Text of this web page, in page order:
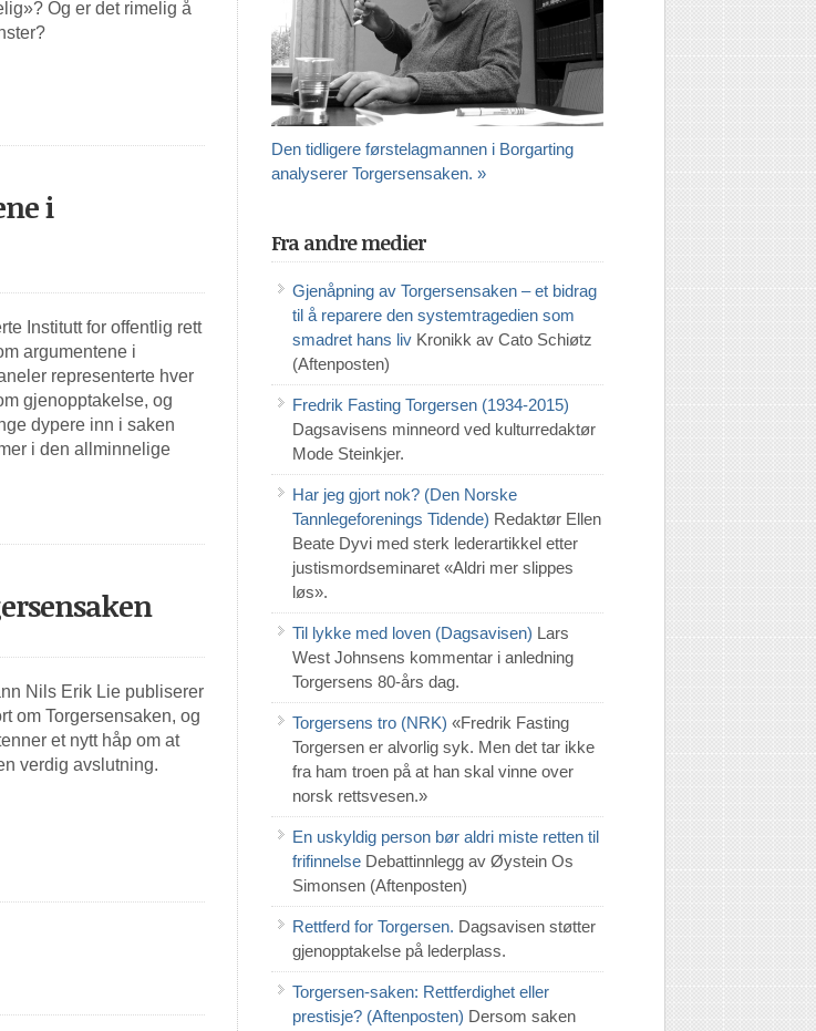
Og er det rimelig å
i
Institutt for offentlig rett
argumentene i
representerte hver
gjenopptakelse, og
dypere inn i saken
i den allminnelige
Nils Erik Lie publiserer
om Torgersensaken, og
et nytt håp om at
verdig avslutning.
Den tidligere førstelagmannen i Borgarting
analyserer Torgersensaken. »
Fra andre medier
Gjenåpning av Torgersensaken – et bidrag
til å reparere den systemtragedien som
smadret hans liv Kronikk av Cato Schiøtz
(Aftenposten)
Fredrik Fasting Torgersen (1934-2015)
Dagsavisens minneord ved kulturredaktør
Mode Steinkjer.
Har jeg gjort nok? (Den Norske
Tannlegeforenings Tidende) Redaktør Ellen
Beate Dyvi med sterk lederartikkel etter
justismordseminaret «Aldri mer slippes
løs».
Til lykke med loven (Dagsavisen) Lars
West Johnsens kommentar i anledning
Torgersens 80-års dag.
Torgersens tro (NRK) «Fredrik Fasting
Torgersen er alvorlig syk. Men det tar ikke
fra ham troen på at han skal vinne over
norsk rettsvesen.»
En uskyldig person bør aldri miste retten til
frifinnelse Debattinnlegg av Øystein Os
Simonsen (Aftenposten)
Rettferd for Torgersen. Dagsavisen støtter
gjenopptakelse på lederplass.
Torgersen-saken: Rettferdighet eller
prestisje? (Aftenposten) Dersom saken